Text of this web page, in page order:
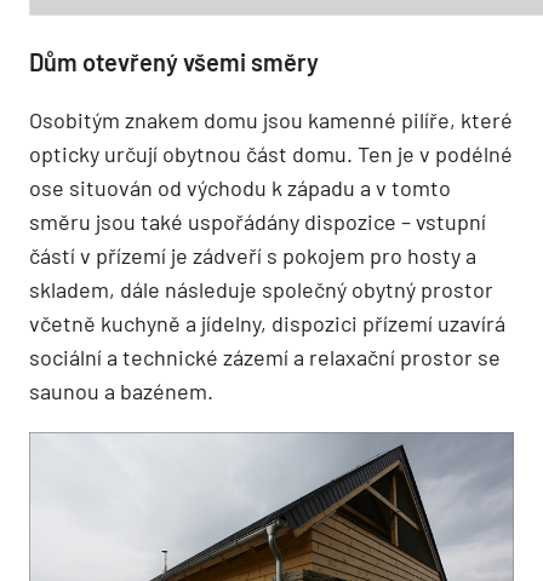
Dům otevřený všemi směry
Osobitým znakem domu jsou kamenné pilíře, které
opticky určují obytnou část domu. Ten je v podélné
ose situován od východu k západu a v tomto
směru jsou také uspořádány dispozice – vstupní
částí v přízemí je zádveří s pokojem pro hosty a
skladem, dále následuje společný obytný prostor
včetně kuchyně a jídelny, dispozici přízemí uzavírá
sociální a technické zázemí a relaxační prostor se
saunou a bazénem.